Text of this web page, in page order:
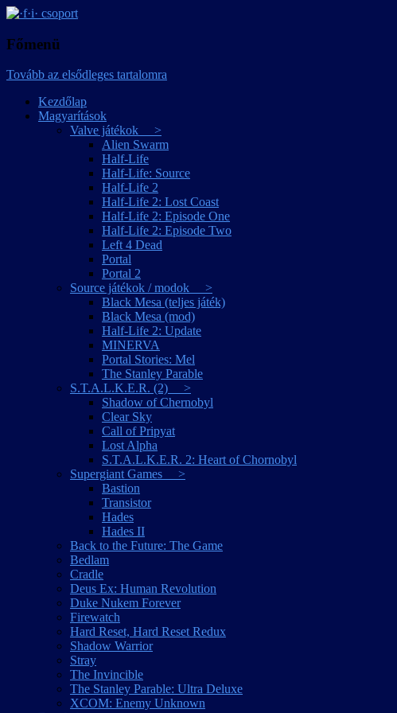
·f·i· csoport
Főmenü
Tovább az elsődleges tartalomra
Kezdőlap
Magyarítások
Valve játékok >
Alien Swarm
Half-Life
Half-Life: Source
Half-Life 2
Half-Life 2: Lost Coast
Half-Life 2: Episode One
Half-Life 2: Episode Two
Left 4 Dead
Portal
Portal 2
Source játékok / modok >
Black Mesa (teljes játék)
Black Mesa (mod)
Half-Life 2: Update
MINERVA
Portal Stories: Mel
The Stanley Parable
S.T.A.L.K.E.R. (2) >
Shadow of Chernobyl
Clear Sky
Call of Pripyat
Lost Alpha
S.T.A.L.K.E.R. 2: Heart of Chornobyl
Supergiant Games >
Bastion
Transistor
Hades
Hades II
Back to the Future: The Game
Bedlam
Cradle
Deus Ex: Human Revolution
Duke Nukem Forever
Firewatch
Hard Reset, Hard Reset Redux
Shadow Warrior
Stray
The Invincible
The Stanley Parable: Ultra Deluxe
XCOM: Enemy Unknown